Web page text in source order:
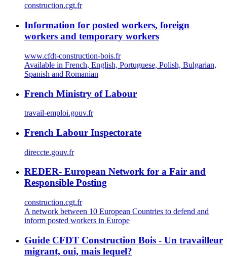
construction.cgt.fr
Information for posted workers, foreign
workers and temporary workers
www.cfdt-construction-bois.fr
Available in French, English, Portuguese, Polish, Bulgarian,
Spanish and Romanian
French Ministry of Labour
travail-emploi.gouv.fr
French Labour Inspectorate
direccte.gouv.fr
REDER- European Network for a Fair and
Responsible Posting
construction.cgt.fr
A network between 10 European Countries to defend and
inform posted workers in Europe
Guide CFDT Construction Bois - Un travailleur
migrant, oui, mais lequel?